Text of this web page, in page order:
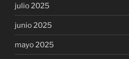
julio 2025
junio 2025
mayo 2025